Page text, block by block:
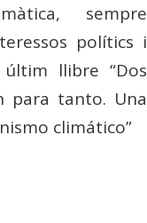
sempre
polítics i
llibre “Dos
para tanto. Una
climático”